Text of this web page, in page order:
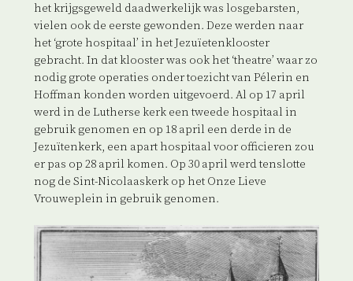
het krijgsgeweld daadwerkelijk was losgebarsten,
vielen ook de eerste gewonden. Deze werden naar
het ‘grote hospitaal’ in het Jezuïetenklooster
gebracht. In dat klooster was ook het ‘theatre’ waar zo
nodig grote operaties onder toezicht van Pélerin en
Hoffman konden worden uitgevoerd. Al op 17 april
werd in de Lutherse kerk een tweede hospitaal in
gebruik genomen en op 18 april een derde in de
Jezuïtenkerk, een apart hospitaal voor officieren zou
er pas op 28 april komen. Op 30 april werd tenslotte
nog de Sint-Nicolaaskerk op het Onze Lieve
Vrouweplein in gebruik genomen.